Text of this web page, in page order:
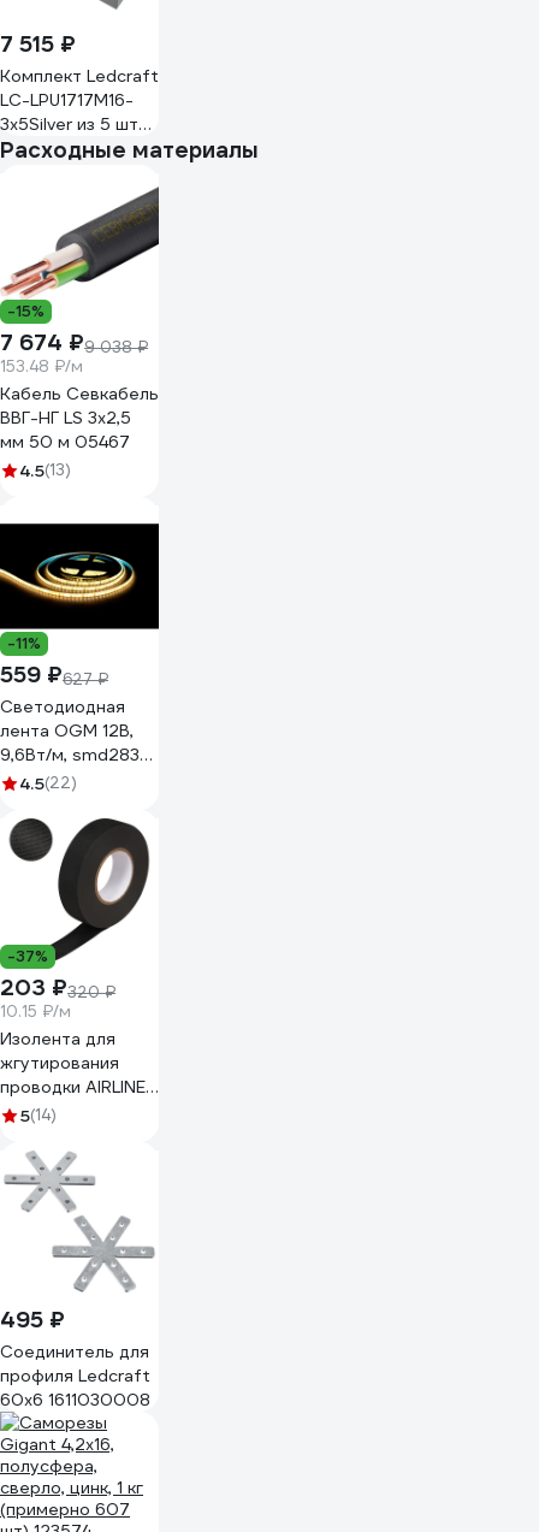
7 515 ₽
Комплект Ledcraft
LC-LPU1717M16-
3x5Silver из 5 шт
серебро (3м
рассеиватель+2
заглушки)
1616340502
Расходные материалы
-15%
7 674 ₽9 038 ₽
153.48 ₽/м
Кабель Севкабель
ВВГ-НГ LS 3х2,5
мм 50 м 05467
4.5(13)
-11%
559 ₽627 ₽
Светодиодная
лента OGM 12В,
9,6Вт/м, smd2835,
120д/м, ip65, 7лм/
8мм, 5м, 3000к. /
LSE-259
4.5(22)
-37%
203 ₽320 ₽
10.15 ₽/м
Изолента для
жгутирования
проводки AIRLINE
19 мм, 20 м,
основе
полиэстера
ADPT003
5(14)
495 ₽
Cоединитель для
профиля Ledcraft
60x6 1611030008